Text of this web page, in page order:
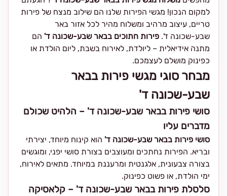
למקום הנכון! מגשי הפירות שלנו הם שילוב מנצח של פירות
טריים, עיצוב מרהיב ומשלוח מהיר לכל אזור באר
שבע-שכונה ד'. פירות חתוכים בבאר שבע-שכונה ד' הם
מתנה אידיאלית – ליולדת, לאירוח בשבת, ליום הולדת או
כפינוק מושלם לעצמכם.
מבחר סוגי מגשי פירות בבאר
שבע-שכונה ד'
סושי פירות בבאר שבע-שכונה ד' – הלהיט שכולם
מדברים עליו
סושי פירות בבאר שבע-שכונה ד' הוא קינוח מיוחד, יצירתי
ובריא. הפירות נחתכים ומעוצבים בצורת סושי יפני, ומוגשים
בצורה צבעונית, אלגנטית ומרעננת במיוחד. מתאים לאירוח,
ימי הולדת, או פשוט כפינוק.
סלסלת פירות בבאר שבע-שכונה ד' – קלאסיקה